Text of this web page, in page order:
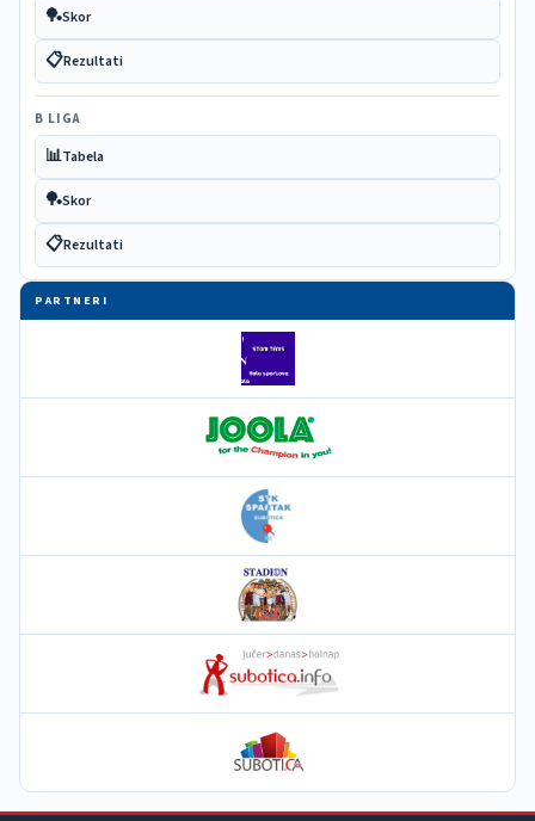
🏓Skor
📋Rezultati
B LIGA
📊Tabela
🏓Skor
📋Rezultati
PARTNERI